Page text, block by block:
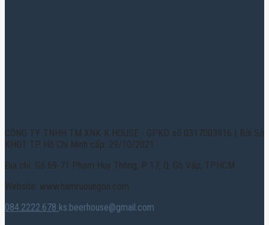
CÔNG TY TNHH TM XNK K HOUSE - GPKD số 0317003916 | Bởi Sở
KHĐT TP. Hồ Chí Minh cấp: 29/10/2021
Địa chỉ: Số 69-71 Phạm Huy Thông, P. 17, Q. Gò Vấp, TPHCM
Website: www.hamruoungon.com
084.2222.678 ks.beerhouse@gmail.com